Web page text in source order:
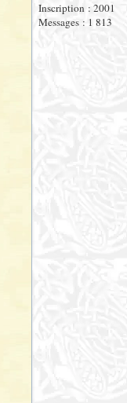
Inscription : 2001
Messages : 1 813